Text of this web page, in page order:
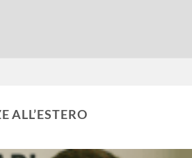
ALL’ESTERO